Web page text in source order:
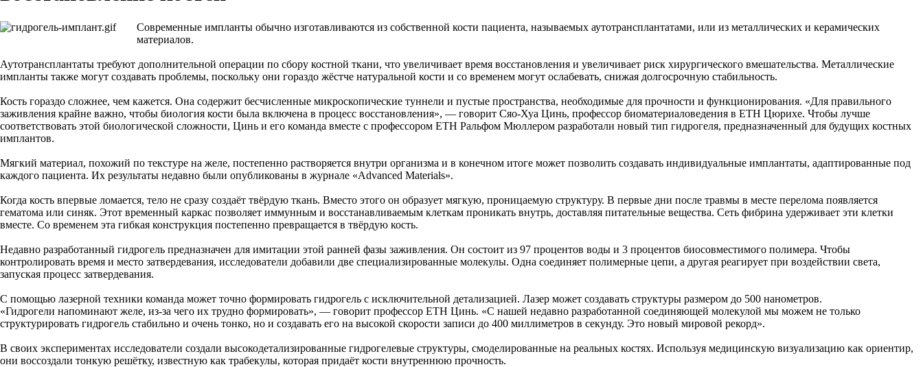
Современные импланты обычно изготавливаются из собственной кости пациента, называемых аутотрансплантатами, или из металлических и керамических
материалов.
Аутотрансплантаты требуют дополнительной операции по сбору костной ткани, что увеличивает время восстановления и увеличивает риск хирургического вмешательства. Металлические
импланты также могут создавать проблемы, поскольку они гораздо жёстче натуральной кости и со временем могут ослабевать, снижая долгосрочную стабильность.
Кость гораздо сложнее, чем кажется. Она содержит бесчисленные микроскопические туннели и пустые пространства, необходимые для прочности и функционирования. «Для правильного
заживления крайне важно, чтобы биология кости была включена в процесс восстановления», — говорит Сяо-Хуа Цинь, профессор биоматериаловедения в ETH Цюрихе. Чтобы лучше
соответствовать этой биологической сложности, Цинь и его команда вместе с профессором ETH Ральфом Мюллером разработали новый тип гидрогеля, предназначенный для будущих костных
имплантов.
Мягкий материал, похожий по текстуре на желе, постепенно растворяется внутри организма и в конечном итоге может позволить создавать индивидуальные имплантаты, адаптированные под
каждого пациента. Их результаты недавно были опубликованы в журнале «Advanced Materials».
Когда кость впервые ломается, тело не сразу создаёт твёрдую ткань. Вместо этого он образует мягкую, проницаемую структуру. В первые дни после травмы в месте перелома появляется
гематома или синяк. Этот временный каркас позволяет иммунным и восстанавливаемым клеткам проникать внутрь, доставляя питательные вещества. Сеть фибрина удерживает эти клетки
вместе. Со временем эта гибкая конструкция постепенно превращается в твёрдую кость.
Недавно разработанный гидрогель предназначен для имитации этой ранней фазы заживления. Он состоит из 97 процентов воды и 3 процентов биосовместимого полимера. Чтобы
контролировать время и место затвердевания, исследователи добавили две специализированные молекулы. Одна соединяет полимерные цепи, а другая реагирует при воздействии света,
запуская процесс затвердевания.
С помощью лазерной техники команда может точно формировать гидрогель с исключительной детализацией. Лазер может создавать структуры размером до 500 нанометров.
«Гидрогели напоминают желе, из-за чего их трудно формировать», — говорит профессор ETH Цинь. «С нашей недавно разработанной соединяющей молекулой мы можем не только
структурировать гидрогель стабильно и очень тонко, но и создавать его на высокой скорости записи до 400 миллиметров в секунду. Это новый мировой рекорд».
В своих экспериментах исследователи создали высокодетализированные гидрогелевые структуры, смоделированные на реальных костях. Используя медицинскую визуализацию как ориентир,
они воссоздали тонкую решётку, известную как трабекулы, которая придаёт кости внутреннюю прочность.